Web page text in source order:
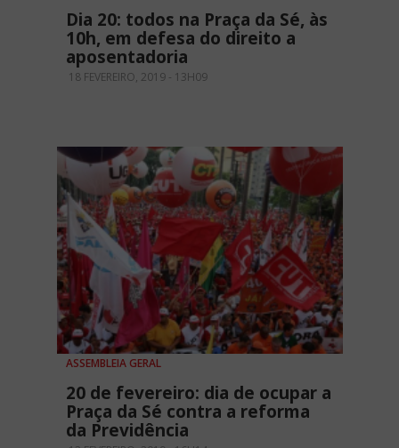
Dia 20: todos na Praça da Sé, às
10h, em defesa do direito a
aposentadoria
18 FEVEREIRO, 2019 - 13H09
ASSEMBLEIA GERAL
20 de fevereiro: dia de ocupar a
Praça da Sé contra a reforma
da Previdência